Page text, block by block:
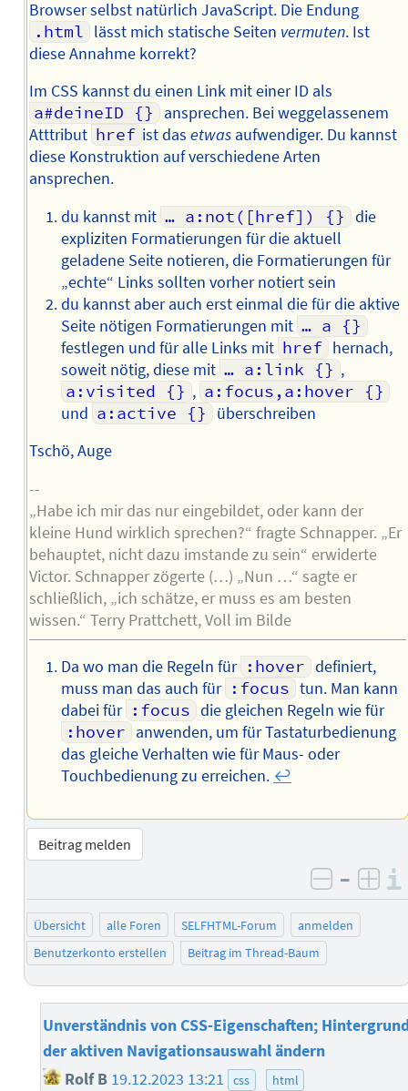
Browser selbst natürlich JavaScript. Die Endung
.html lässt mich statische Seiten vermuten. Ist
diese Annahme korrekt?
Im CSS kannst du einen Link mit einer ID als
a#deineID {}
ansprechen. Bei weggelassenem
Atttribut href ist das etwasaufwendiger. Du kannst
diese Konstruktion auf verschiedene Arten
ansprechen.
du kannst mit … a:not([href]) {} die
expliziten Formatierungen für die aktuell
geladene Seite notieren, die Formatierungen für
„echte“ Links sollten vorher notiert sein
du kannst aber auch erst einmal die für die aktive
Seite nötigen Formatierungen mit … a {}
festlegen und für alle Links mit href hernach,
soweit nötig, diese mit … a:link {} ,
a:visited {} , a:focus,a:hover {}
und a:active {}
überschreiben
Tschö, Auge
--
„Habe ich mir das nur eingebildet, oder kann der
kleine Hund wirklich sprechen?“ fragte Schnapper. „Er
behauptet, nicht dazu imstande zu sein“ erwiderte
Victor. Schnapper zögerte (…) „Nun …“ sagte er
schließlich, „ich schätze, er muss es am besten
wissen.“ Terry Prattchett, Voll im Bilde
Da wo man die Regeln für :hover definiert,
muss man das auch für :focus tun. Man kann
dabei für :focus die gleichen Regeln wie für
:hover anwenden, um für Tastaturbedienung
das gleiche Verhalten wie für Maus- oder
Touchbedienung zu erreichen. ↩︎
Beitrag melden
negativ
–
Übersicht alle Foren SELFHTML-Forum
anmelden
Benutzerkonto erstellen
Beitrag im Thread-Baum
Unverständnis von CSS-Eigenschaften;
der aktiven Navigationsauswahl ändern
Rolf B 19.12.2023 13:21 css html